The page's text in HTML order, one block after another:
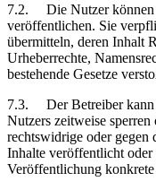
7.2.
Die Nutzer
veröffentlichen. Sie
übermitteln, deren Inhalt
Urheberrechte,
bestehende Gesetze
7.3.
Der Betreiber
Nutzers zeitweise
rechtswidrige oder gegen
Inhalte veröffentlicht
Veröffentlichung